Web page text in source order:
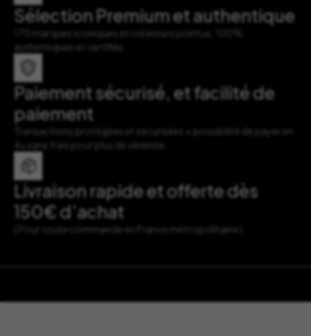
Sélection Premium et authentique
170 marques iconiques et créateurs pointus, 100%
authentiques et certifiés
Paiement sécurisé, et facilité de
paiement
Transactions protégées et sécurisées + possibilité de payer en
4x sans frais pour plus de sérénité.
Livraison rapide et offerte dès
150€ d’achat
( Pour toute commande en France métropolitaine )